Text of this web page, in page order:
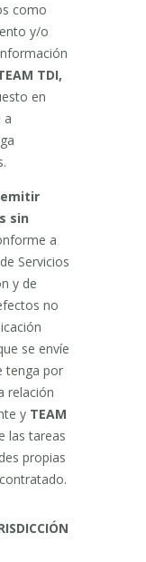
como
y/o
TDI,
en
a
sin
a
Servicios
y de
no
se envíe
tenga por
relación
y TEAM
las tareas
propias